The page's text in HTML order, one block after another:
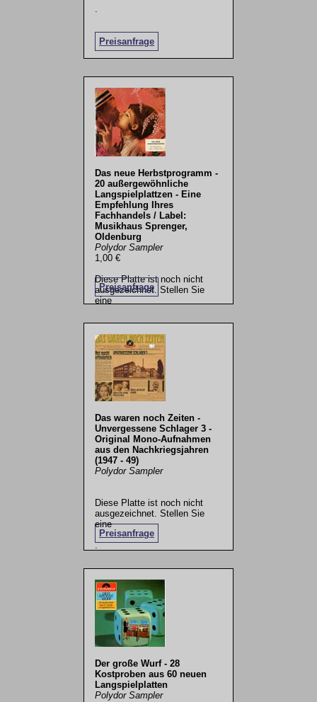
Preisanfrage
.
Das neue Herbstprogramm -
20 außergewöhnliche
Langspielplattzen - Eine
Empfehlung Ihres
Fachhandels / Label:
Musikhaus Sprenger,
Oldenburg
Polydor Sampler
1,00 €
Diese Platte ist noch nicht
ausgezeichnet. Stellen Sie
eine
Preisanfrage
.
Das waren noch Zeiten -
Unvergessene Schlager 3 -
Original Mono-Aufnahmen
aus den Nachkriegsjahren
(1947 - 49)
Polydor Sampler
Diese Platte ist noch nicht
ausgezeichnet. Stellen Sie
eine
Preisanfrage
.
Der große Wurf - 28
Kostproben aus 60 neuen
Langspielplatten
Polydor Sampler